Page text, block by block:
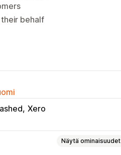
behalf
Xero
Näytä ominaisuudet